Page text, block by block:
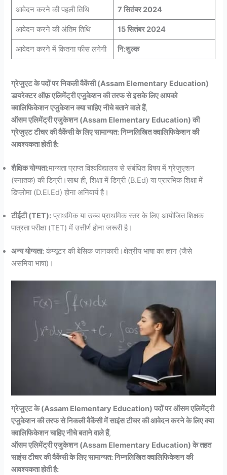
आवेदन करने की पहली तिथि 7 सितंबर 2024
आवेदन करने की अंतिम तिथि 15 सितंबर 2024
आवेदन करने में कितना फीस लगेगी नि:शुल्क
ग्रेजुएट के पदों पर निकली वैकेंसी (Assam Elementary Education)
डायरेक्टर ऑफ़ एलिमेंट्री एजुकेशन की तरफ से इसके लिए आपको
क्वालिफिकेशन एजुकेशन क्या चाहिए नीचे बताने वाले हैं,
ऑसम एलिमेंट्री एजुकेशन (Assam Elementary Education) की
ग्रेजुएट टीचर की वैकेंसी के लिए सामान्यत: निम्नलिखित क्वालिफिकेशन की
आवश्यकता होती है:
शैक्षिक योग्यता:मान्यता प्राप्त विश्वविद्यालय से संबंधित विषय में ग्रेजुएशन
(स्नातक) की डिग्री।साथ ही, शिक्षा में डिग्री (B.Ed) या प्रारंभिक शिक्षा में
डिप्लोमा (D.El.Ed) होना अनिवार्य है।
टीईटी (TET): प्राथमिक या उच्च प्राथमिक स्तर के लिए आयोजित शिक्षक
पात्रता परीक्षा (TET) में उत्तीर्ण होना जरूरी है।
अन्य योग्यता: कंप्यूटर की बेसिक जानकारी।क्षेत्रीय भाषा का ज्ञान (जैसे
असमिया भाषा)।
ग्रेजुएट के (Assam Elementary Education) पदों पर ऑसम एलिमेंट्री
एजुकेशन की तरफ से निकली वैकेंसी में साइंस टीचर की आवेदन करने के लिए क्या
क्वालिफिकेशन चाहिए नीचे बताने वाले हैं,
ऑसम एलिमेंट्री एजुकेशन (Assam Elementary Education) के तहत
साइंस टीचर की वैकेंसी के लिए सामान्यत: निम्नलिखित क्वालिफिकेशन की
आवश्यकता होती है: